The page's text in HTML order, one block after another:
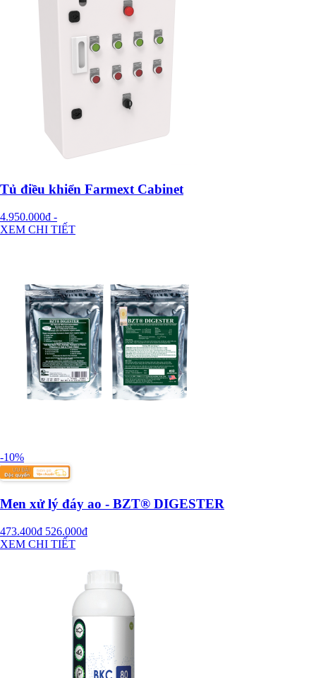
Tủ điều khiển Farmext Cabinet
4.950.000đ -
XEM CHI TIẾT
-10%
Men xử lý đáy ao - BZT® DIGESTER
473.400đ 526.000đ
XEM CHI TIẾT